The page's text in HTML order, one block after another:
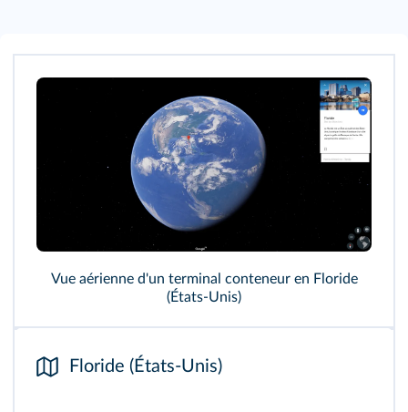
Vue aérienne d'un terminal conteneur en Floride
(États-Unis)
Floride (États‑Unis)